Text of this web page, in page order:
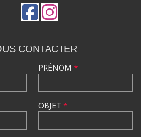
CONTACTER
PRÉNOM *
OBJET *